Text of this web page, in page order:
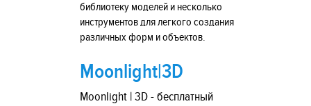
библиотеку моделей и несколько
инструментов для легкого создания
различных форм и объектов.
Moonlight|3D
Moonlight | 3D - бесплатный